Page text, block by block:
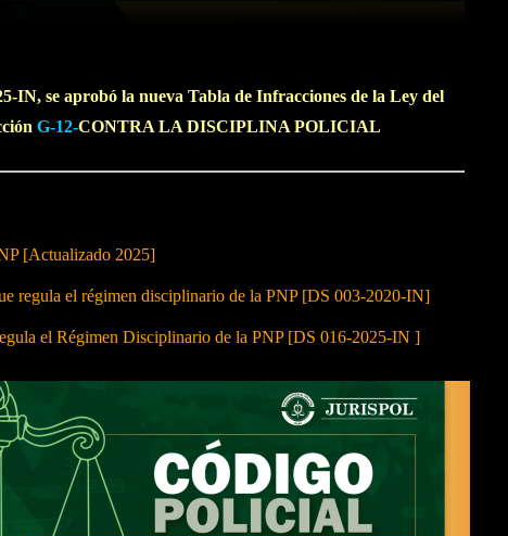
IN, se aprobó la nueva Tabla de Infracciones de la Ley del
G-12-CONTRA LA DISCIPLINA POLICIAL
[Actualizado 2025]
regula el régimen disciplinario de la PNP [DS 003-2020-IN]
el Régimen Disciplinario de la PNP [DS 016-2025-IN ]